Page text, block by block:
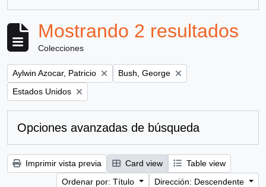
Mostrando 2 resultados
Colecciones
Remove filter:
Aylwin Azocar, Patricio Remove filter:
Bush, George
Remove filter:
Estados Unidos
Opciones avanzadas de búsqueda
Imprimir vista previa Card view
Table view
Ordenar por: Título
Dirección: Descendente